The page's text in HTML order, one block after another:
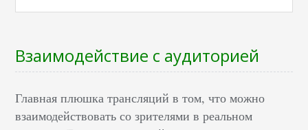
Взаимодействие с аудиторией
Главная плюшка трансляций в том, что можно
взаимодействовать со зрителями в реальном